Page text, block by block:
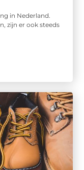
in Nederland.
zijn er ook steeds